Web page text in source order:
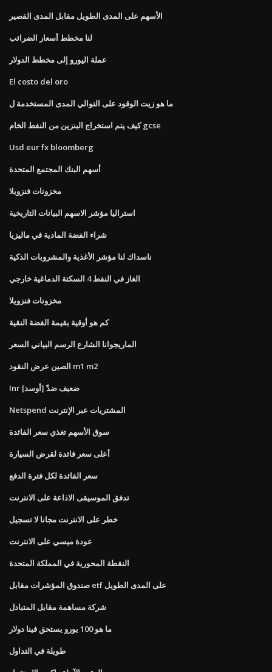
الأسهم على المدى الطويل مقابل المدى القصير
لنا مخطط أسعار الضرائب
عملة اليورو إلى مخطط الدولار
El costo del oro
ما هو زيت الوقود على التوالي المدى المستخدمة ل
كيف يتم استخراج البنزين من النفط الخام gcse
Usd eur fx bloomberg
أسهم البنك المجتمع المتحدة
مخزونات فنزويلا
استراليا مؤشر الاسهم البيانات التاريخية
شراء الفضة المادية في ماليزيا
ناسداك لنا مؤشر الأغذية والمشروبات الذكية
الغاز في النفط 4 السكتة الدماغية خارجي
مخزونات فنزويلا
كم هو أوقية بقيمة الفضة النقية
الماريجوانا الشارع الرسم البياني السعر
الصين عرض النقود m1 m2
Inr ضعيف ضدّ [أوسد]
Netspend المشتريات عبر الإنترنت
سوق الأسهم تغذي سعر الفائدة
أعلى سعر فائدة لقرض السيارة
سعر الفائدة لكل فترة الدفع
تدفق الموسيقى الاذاعة على الانترنت
خطر على الانترنت مجانا لا تسجيل
عودة ميسي على الانترنت
النقطة المحورية في المملكة المتحدة
صندوق المؤشرات مقابل etf على المدى الطويل
شركة مساهمة مقابل المتبادل
ما هو 100 يورو يستحق فينا دولار
طويلة في التداول